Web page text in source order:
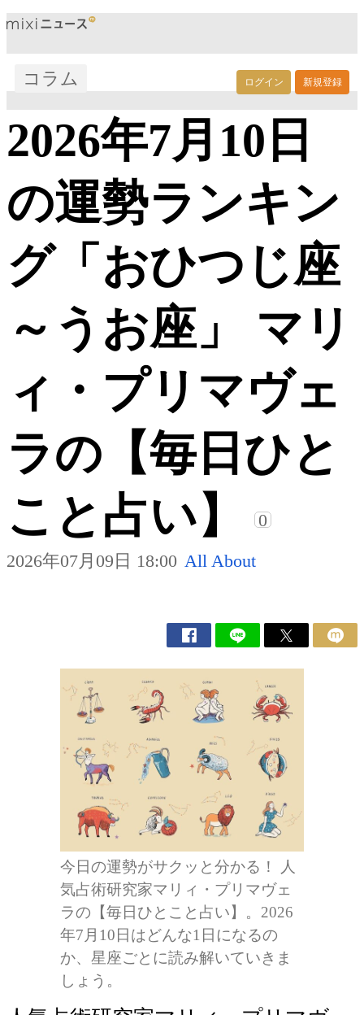
ログイン 新規登録
コラム
2026年7月10日
の運勢ランキン
グ「おひつじ座
～うお座」 マリ
ィ・プリマヴェ
ラの【毎日ひと
こと占い】
0
2026年07月09日 18:00 All About
今日の運勢がサクッと分かる！ 人
気占術研究家マリィ・プリマヴェ
ラの【毎日ひとこと占い】。2026
年7月10日はどんな1日になるの
か、星座ごとに読み解いていきま
しょう。